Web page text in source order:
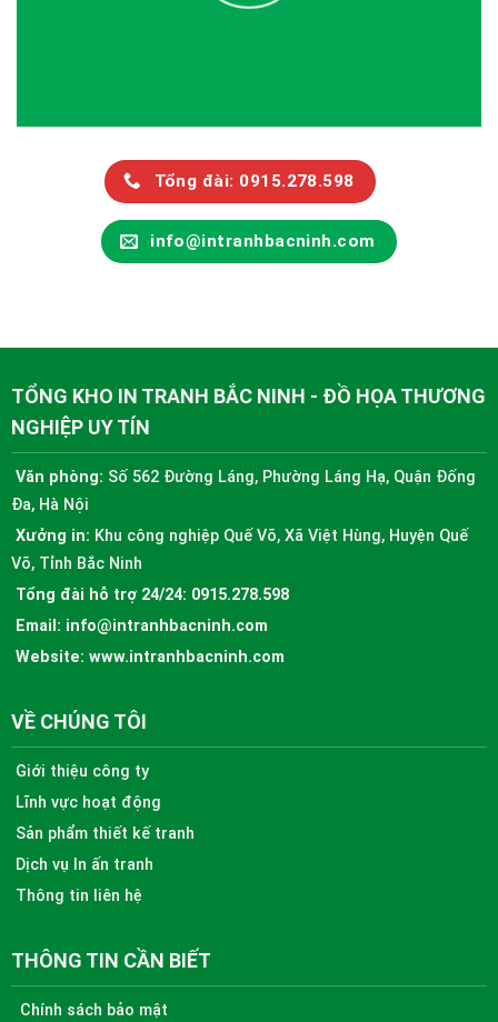
Tổng đài: 0915.278.598
info@intranhbacninh.com
TỔNG KHO IN TRANH BẮC NINH - ĐỒ HỌA THƯƠNG
NGHIỆP UY TÍN
Văn phòng: Số 562 Đường Láng, Phường Láng Hạ, Quận Đống
Đa, Hà Nội
Xưởng in: Khu công nghiệp Quế Võ, Xã Việt Hùng, Huyện Quế
Võ, Tỉnh Bắc Ninh
Tổng đài hỗ trợ 24/24: 0915.278.598
Email: info@intranhbacninh.com
Website: www.intranhbacninh.com
VỀ CHÚNG TÔI
Giới thiệu công ty
Lĩnh vực hoạt động
Sản phẩm thiết kế tranh
Dịch vụ In ấn tranh
Thông tin liên hệ
THÔNG TIN CẦN BIẾT
Chính sách bảo mật